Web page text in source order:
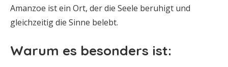
Amanzoe ist ein Ort, der die Seele beruhigt und
gleichzeitig die Sinne belebt.
Warum es besonders ist: